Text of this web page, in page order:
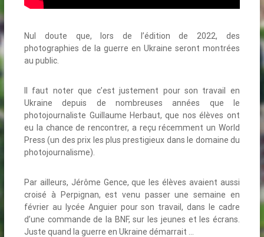
Nul doute que, lors de l’édition de 2022, des
photographies de la guerre en Ukraine seront montrées
au public.
Il faut noter que c’est justement pour son travail en
Ukraine depuis de nombreuses années que le
photojournaliste Guillaume Herbaut, que nos élèves ont
eu la chance de rencontrer, a reçu récemment un World
Press (un des prix les plus prestigieux dans le domaine du
photojournalisme).
Par ailleurs, Jérôme Gence, que les élèves avaient aussi
croisé à Perpignan, est venu passer une semaine en
février au lycée Anguier pour son travail, dans le cadre
d’une commande de la BNF, sur les jeunes et les écrans.
Juste quand la guerre en Ukraine démarrait …